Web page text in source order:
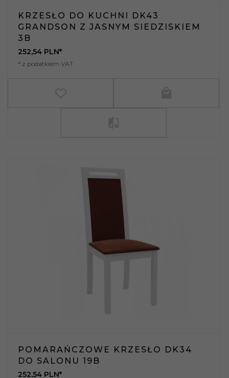
KRZESŁO DO KUCHNI DK43
GRANDSON Z JASNYM SIEDZISKIEM
3B
252,54 PLN*
* z podatkiem VAT
POMARAŃCZOWE KRZESŁO DK34
DO SALONU 19B
252,54 PLN*